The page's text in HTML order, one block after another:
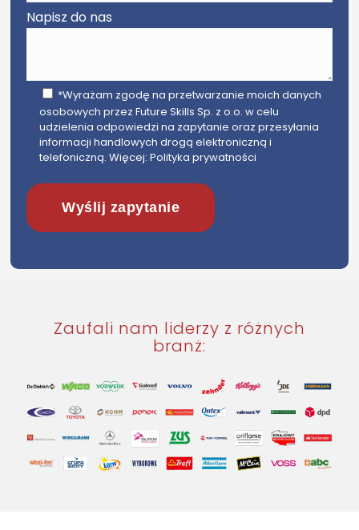
Napisz do nas
*Wyrażam zgodę na przetwarzanie moich danych
osobowych przez Future Skills Sp. z o.o. w celu
udzielenia odpowiedzi na zapytanie oraz przesyłania
informacji handlowych drogą elektroniczną i
telefoniczną. Więcej:Polityka prywatności
Zaufali nam liderzy z różnych
branż: